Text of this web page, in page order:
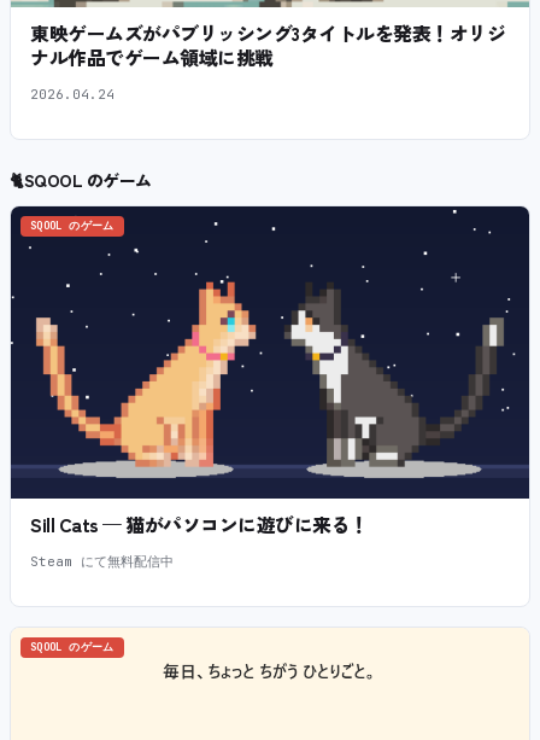
東映ゲームズがパブリッシング3タイトルを発表！オリジ
ナル作品でゲーム領域に挑戦
2026.04.24
🐈SQOOL のゲーム
SQOOL のゲーム
Sill Cats — 猫がパソコンに遊びに来る！
Steam にて無料配信中
SQOOL のゲーム